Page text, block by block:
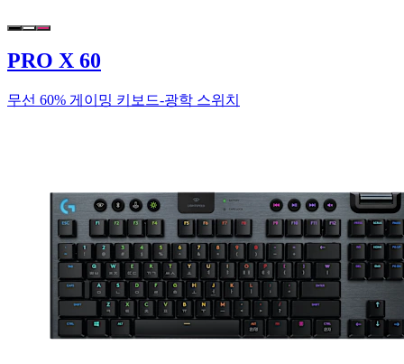
PRO X 60
무선 60% 게이밍 키보드-광학 스위치